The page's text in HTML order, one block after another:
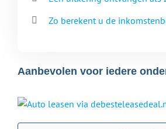
Zo berekent u de
Aanbevolen voor iedere